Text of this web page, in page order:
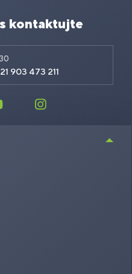
kontaktujte
903 473 211